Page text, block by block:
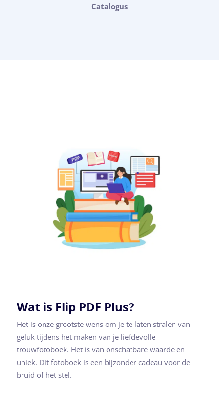
Catalogus
Wat is Flip PDF Plus?
Het is onze grootste wens om je te laten stralen van
geluk tijdens het maken van je liefdevolle
trouwfotoboek. Het is van onschatbare waarde en
uniek. Dit fotoboek is een bijzonder cadeau voor de
bruid of het stel.